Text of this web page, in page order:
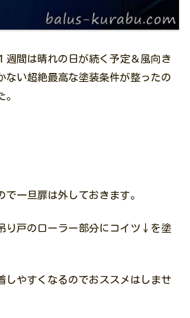
週間は晴れの日が続く予定＆風向き
ない超絶最高な塗装条件が整ったの
で一旦扉は外しておきます。
り戸のローラー部分にコイツ↓を塗
しやすくなるのでおススメはしませ